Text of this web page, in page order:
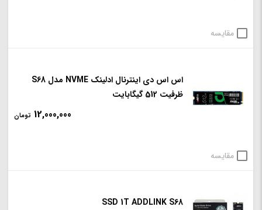
مقایسه
اس اس دی اینترنال ادلینک NVME مدل S68
ظرفیت 512 گیگابایت
12,000,000 تومان
مقایسه
SSD 1T ADDLINK S68